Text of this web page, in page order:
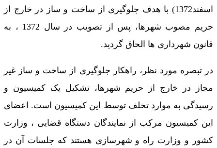
اسفند1372) با هدف جلوگیری از ساخت و ساز در خارج از
حریم مصوب شهرها، پس از تصویب در سال 1372 ، به
قانون شهرداری ها الحاق گردید.
در تبصره مورد نظر، راهکار جلوگیری از ساخت و ساز غیر
مجاز در خارج از حریم شهرها، تشکیل یک کمیسیون و
رسیدگی به موارد تخلف توسط این کمیسیون است. اعضای
این کمیسیون مرکب از نمایندگان دستگاه قضایی ، وزارت
کشور و وزارت راه و شهرسازی هستند که جلسات آن در